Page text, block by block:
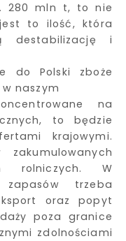
280 mln t, to nie
to ilość, która
destabilizację i
do Polski zboże
naszym
na
to będzie
krajowymi.
rolniczych. W
zapasów trzeba
oraz popyt
poza granice
zdolnościami